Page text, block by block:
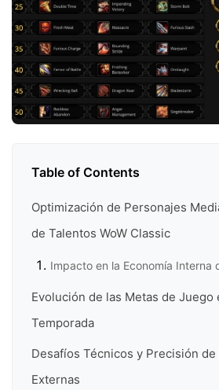
Table of Contents
Optimización de Personajes
de Talentos WoW Classic
Impacto en la Economía Interna
Evolución de las Metas de Juego
Temporada
Desafíos Técnicos y Precisión
Externas